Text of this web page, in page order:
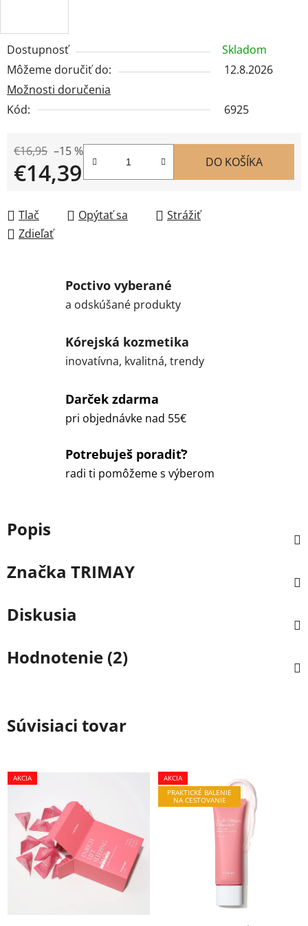
Dostupnosť
Skladom
Môžeme doručiť do:
12.8.2026
Možnosti doručenia
Kód:
6925
€16,95 –15 %
€14,39 DO KOŠÍKA
Tlač Opýtať sa
Strážiť
Zdieľať
Poctivo vyberané
a odskúšané produkty
Kórejská kozmetika
inovatívna, kvalitná, trendy
Darček zdarma
pri objednávke nad 55€
Potrebuješ poradiť?
radi ti pomôžeme s výberom
Popis
Značka TRIMAY
Diskusia
Hodnotenie (2)
Súvisiaci tovar
AKCIA
AKCIA
PRAKTICKÉ BALENIE
NA CESTOVANIE